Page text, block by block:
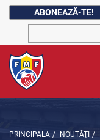
ABONEAZĂ-TE!
PRINCIPALA / NOUTĂŢI /